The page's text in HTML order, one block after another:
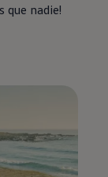
que nadie!